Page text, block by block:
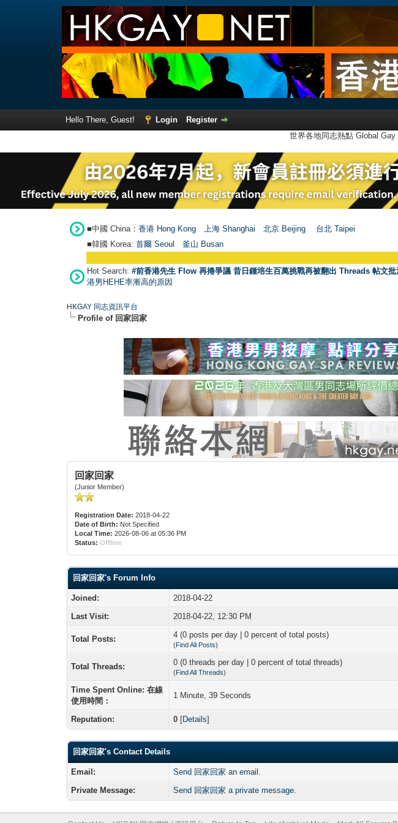
Hello There, Guest! Login
Register
世界各地同志熱點 Global
■中國 China： 香港 Hong Kong 上海 Shanghai 北京 Beijing 台北 Taipei
■韓國 Korea: 首爾 Seou 釜山 Busan
Hot Search: #前香港先生 Flow 再捲爭議 昔日鍾培生百萬挑戰再被翻出 Threads 帖文批
港男HEHE率漸高的原因
HKGAY 同志資訊平台
Profile of 回家回家
回家回家
(Junior Member)
Registration Date: 2018-04-22
Date of Birth: Not Specified
Local Time: 2026-08-06 at 05:36 PM
Status: Offline
回家回家's Forum Info
Joined:
2018-04-22
Last Visit:
2018-04-22, 12:30 PM
Total Posts: 4 (0 posts per day | 0 percent of total posts)
(Find All Posts)
Total Threads: 0 (0 threads per day | 0 percent of total threads)
(Find All Threads)
Time Spent Online: 在線
使用時間：
1 Minute, 39 Seconds
Reputation: 0 [Details]
回家回家's Contact Details
Email:
Send 回家回家 an email.
Private Message:
Send 回家回家 a private message.